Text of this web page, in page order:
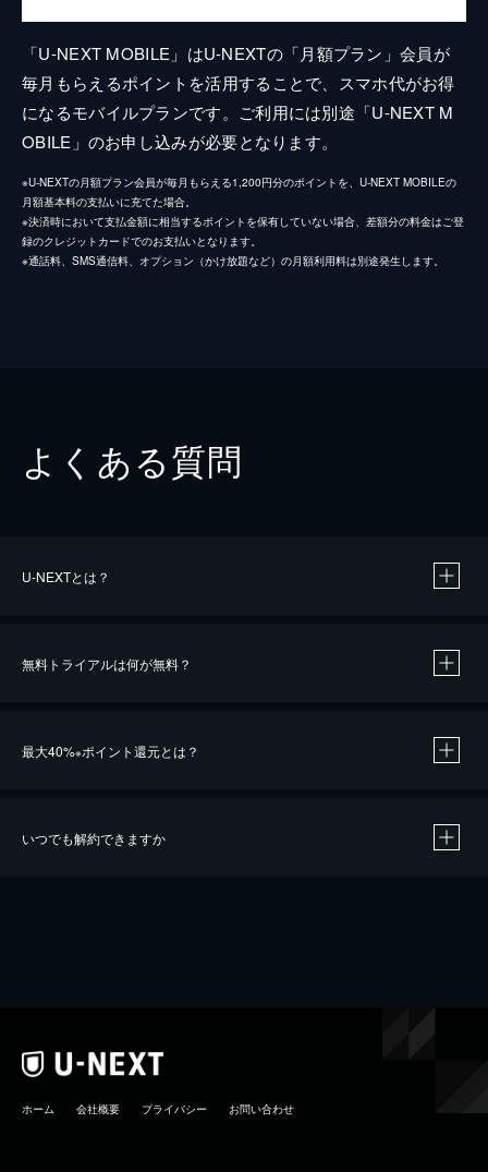
「U-NEXT MOBILE」はU-NEXTの「月額プラン」会員が
毎月もらえるポイントを活用することで、スマホ代がお得
になるモバイルプランです。ご利用には別途「U-NEXT M
OBILE」のお申し込みが必要となります。
※U-NEXTの月額プラン会員が毎月もらえる1,200円分のポイントを、U-NEXT MOBILEの
月額基本料の支払いに充てた場合。
※決済時において支払金額に相当するポイントを保有していない場合、差額分の料金はご登
録のクレジットカードでのお支払いとなります。
※通話料、SMS通信料、オプション（かけ放題など）の月額利用料は別途発生します。
よくある質問
U-NEXTとは？
無料トライアルは何が無料？
最大40%※ポイント還元とは？
いつでも解約できますか
ホーム 会社概要 プライバシー お問い合わせ